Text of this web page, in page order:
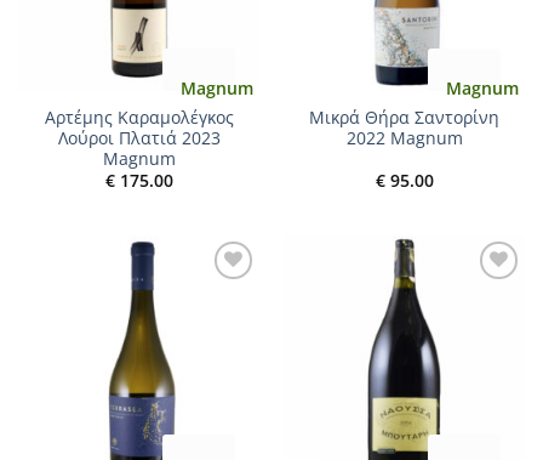
Magnum
Αρτέμης Καραμολέγκος
Λούροι Πλατιά 2023
Magnum
€175.00
Magnum
Μικρά Θήρα Σαντορίνη
2022 Magnum
€95.00